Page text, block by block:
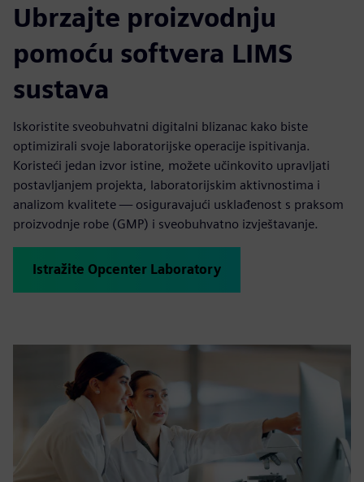
Ubrzajte proizvodnju
pomoću softvera LIMS
sustava
Iskoristite sveobuhvatni digitalni blizanac kako biste
optimizirali svoje laboratorijske operacije ispitivanja.
Koristeći jedan izvor istine, možete učinkovito upravljati
postavljanjem projekta, laboratorijskim aktivnostima i
analizom kvalitete — osiguravajući usklađenost s praksom
proizvodnje robe (GMP) i sveobuhvatno izvještavanje.
Istražite Opcenter Laboratory